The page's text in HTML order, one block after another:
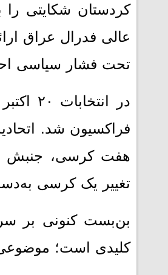
کردستان شکایتی را
عالی فدرال عراق
تحت فشار سیاسی
هفت کرسی، جنبش
تغییر یک کرسی
بن‌بست کنونی بر
کلیدی است؛